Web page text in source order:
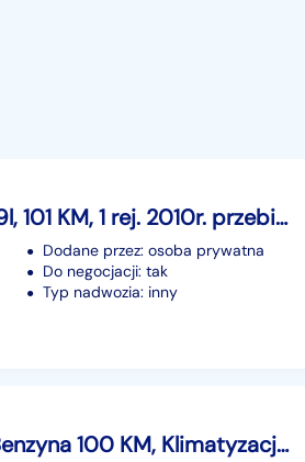
Toyota Urban Cruiser 1,329l, 101 KM, 1 rej. 2010r. przebieg 191 tys. km,bez rdzy
Dodane przez: osoba prywatna
Do negocjacji: tak
Typ nadwozia: inny
Toyota Urban Cruiser 1.3 Benzyna 100 KM, Klimatyzacja, Alufelgi, Isofix, Klucz Zbliżeniow